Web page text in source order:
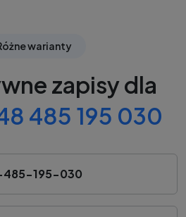
warianty
zapisy dla
485 195 030
195-030